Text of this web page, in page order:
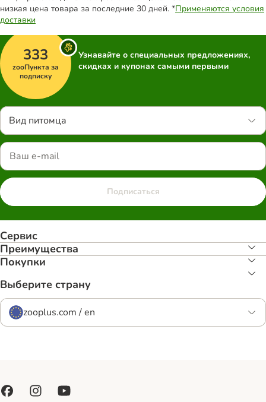
низкая цена товара за последние 30 дней. *Применяются условия
доставки
333
zooПункта за
подписку
Узнавайте о специальных предложениях,
скидках и купонах самыми первыми
Вид питомца
Подписаться
Сервис
Преимуществa
Покупки
Выберите страну
zooplus.com / en